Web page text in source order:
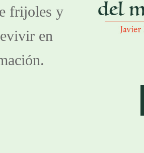
frijoles y
en